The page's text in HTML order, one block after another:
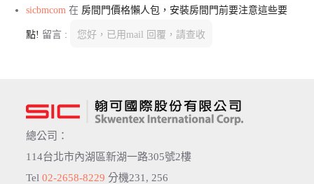
sicbmcom 在 房間門價格懶人包，安裝房間門前要注意這些要
點! 留言 : 您好，已用mail 回覆，請查收
總公司：
114台北市內湖區新湖一路305號2樓
Tel 02-2658-8229 分機231, 256